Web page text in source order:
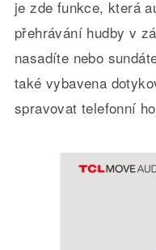
je zde funkce, která
přehrávání hudby v
nasadíte nebo
také vybavena
spravovat telefonní